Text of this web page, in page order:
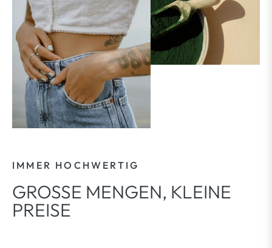
IMMER HOCHWERTIG
GROSSE MENGEN, KLEINE P
REISE